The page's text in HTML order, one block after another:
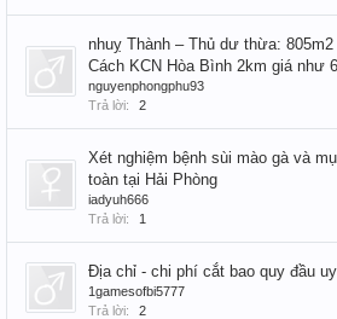
nhuỵ Thành – Thủ dư thừa:
Cách KCN Hòa Bình 2km giá như
nguyenphongphu93
Trả lời:
2
Xét nghiệm bệnh sùi mào gà và
toàn tại Hải Phòng
iadyuh666
Trả lời:
1
Địa chỉ - chi phí cắt bao quy đầu
1gamesofbi5777
Trả lời:
2